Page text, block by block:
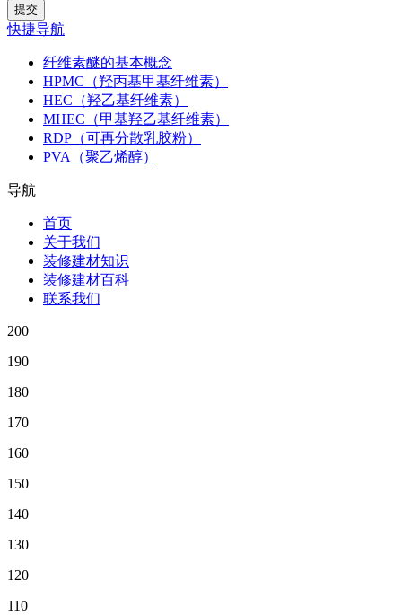
快捷导航
纤维素醚的基本概念
HPMC（羟丙基甲基纤维素）
HEC（羟乙基纤维素）
MHEC（甲基羟乙基纤维素）
RDP（可再分散乳胶粉）
PVA（聚乙烯醇）
导航
首页
关于我们
装修建材知识
装修建材百科
联系我们
200
190
180
170
160
150
140
130
120
110